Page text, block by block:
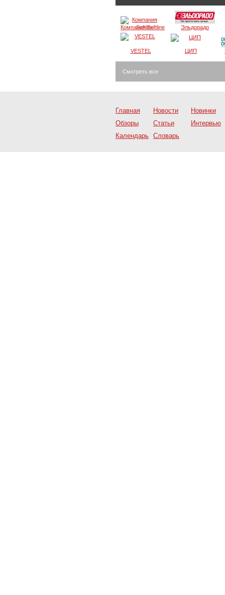
Компания Softline Эльдорадо
VESTEL ЦИП
Смотреть все
Главная Новости
Новинки
Обзоры
Статьи
Интервью
Календарь Словарь